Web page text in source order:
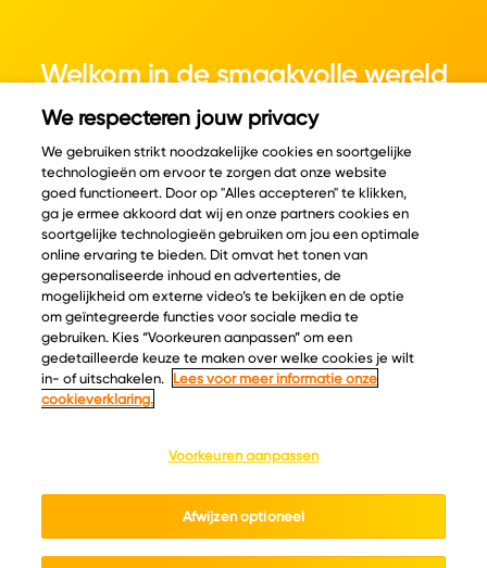
Welkom in de smaakvolle wereld
van kaas.
© Copyright 2026 Velder
Inspiratie
Kaascatalogus
Recepten
Kaasplankjes
Blog
Informatie
Over ons
Ontdek
Keurmerken
We respecteren jouw privacy
We gebruiken strikt noodzakelijke cookies en soortgelijke
technologieën om ervoor te zorgen dat onze website
goed functioneert. Door op "Alles accepteren" te klikken,
ga je ermee akkoord dat wij en onze partners cookies en
soortgelijke technologieën gebruiken om jou een optimale
online ervaring te bieden. Dit omvat het tonen van
gepersonaliseerde inhoud en advertenties, de
mogelijkheid om externe video’s te bekijken en de optie
om geïntegreerde functies voor sociale media te
gebruiken. Kies “Voorkeuren aanpassen” om een
gedetailleerde keuze te maken over welke cookies je wilt
in- of uitschakelen.
Lees voor meer informatie onze
cookieverklaring.
Voorkeuren aanpassen
Afwijzen optioneel